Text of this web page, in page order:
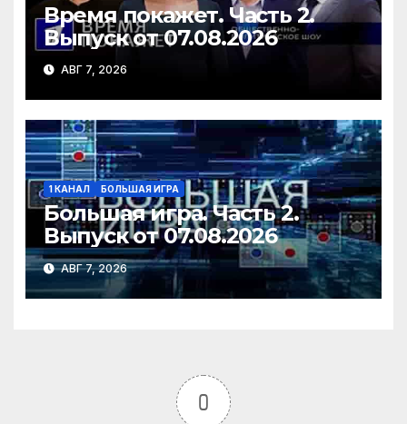
Время покажет. Часть 2.
Выпуск от 07.08.2026
АВГ 7, 2026
1 КАНАЛ БОЛЬШАЯ ИГРА
Большая игра. Часть 2.
Выпуск от 07.08.2026
АВГ 7, 2026
0